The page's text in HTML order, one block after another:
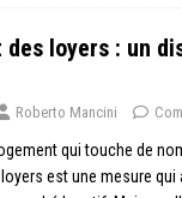
des loyers : un
Roberto Mancini
qui touche de
loyers est une mesure